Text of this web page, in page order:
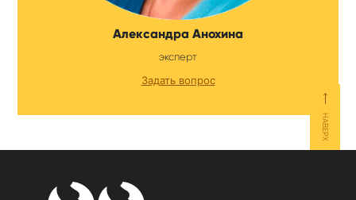
Александра Анохина
эксперт
Задать вопрос
⟵
НАВЕРХ